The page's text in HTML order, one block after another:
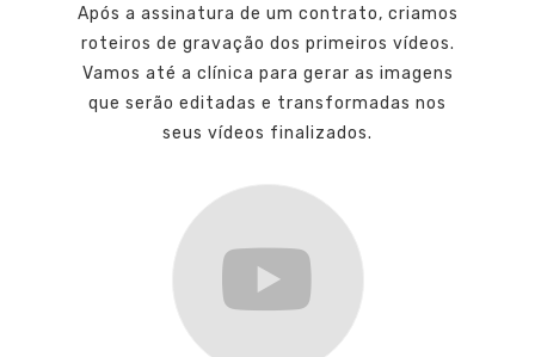
Após a assinatura de um contrato, criamos
roteiros de gravação dos primeiros vídeos.
Vamos até a clínica para gerar as imagens
que serão editadas e transformadas nos
seus vídeos finalizados.